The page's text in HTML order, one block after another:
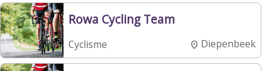
Rowa Cycling Team
Cyclisme Diepenbeek